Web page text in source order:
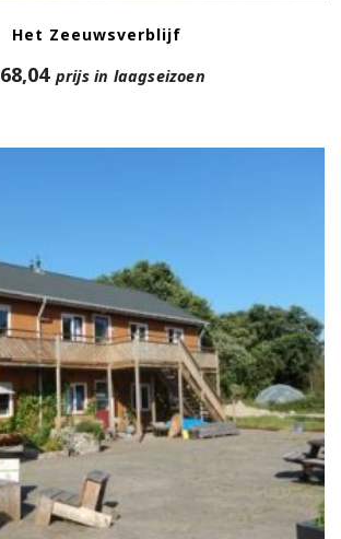
Het Zeeuwsverblijf
68,04 prijs in laagseizoen